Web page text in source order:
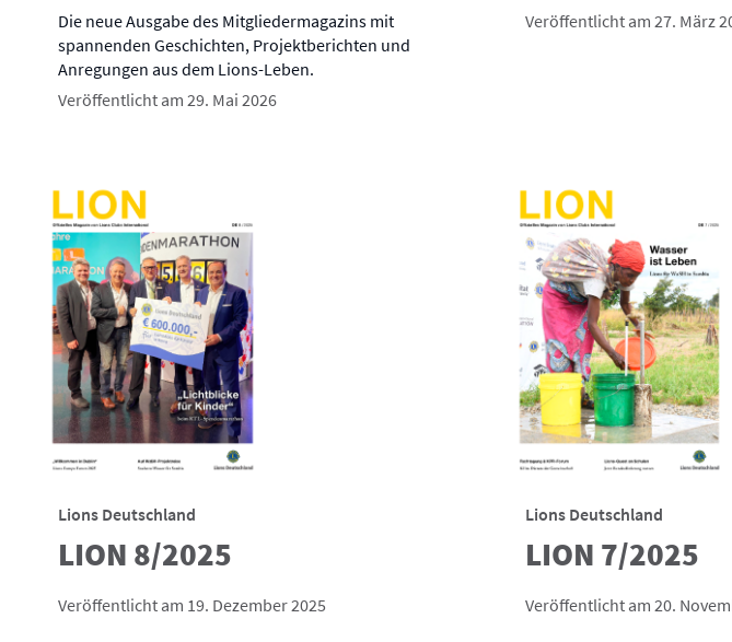
Die neue Ausgabe des Mitgliedermagazins mit
spannenden Geschichten, Projektberichten und
Anregungen aus dem Lions-Leben.
Veröffentlicht am 29. Mai 2026
Veröffentlicht am 27. März
Lions Deutschland
LION 8/2025
Veröffentlicht am 19. Dezember 2025
Lions Deutschland
LION 7/2025
Veröffentlicht am 20.